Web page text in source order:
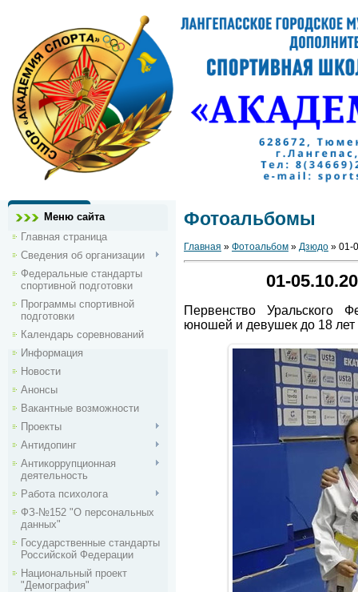
Меню сайта
Главная страница
Сведения об организации
Федеральные стандарты
спортивной подготовки
Программы спортивной
подготовки
Календарь соревнований
Информация
Новости
Анонсы
Вакантные возможности
Проекты
Антидопинг
Антикоррупционная
деятельность
Работа психолога
ФЗ-№152 "О персональных
данных"
Государственные стандарты
Российской Федерации
Национальный проект
"Демография"
Фотоальбомы
Главная » Фотоальбом » Дзюдо » 01-
01-
Первенство Уральского
юношей и девушек до 18 лет